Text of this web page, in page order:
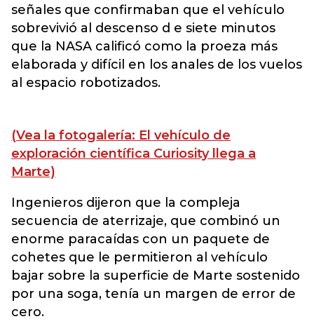
señales que confirmaban que el vehículo
sobrevivió al descenso d e siete minutos
que la NASA calificó como la proeza más
elaborada y difícil en los anales de los vuelos
al espacio robotizados.
(Vea la fotogalería: El vehículo de
exploración científica Curiosity llega a
Marte)
Ingenieros dijeron que la compleja
secuencia de aterrizaje, que combinó un
enorme paracaídas con un paquete de
cohetes que le permitieron al vehículo
bajar sobre la superficie de Marte sostenido
por una soga, tenía un margen de error de
cero.